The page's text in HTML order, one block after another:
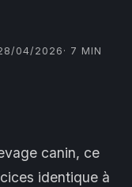
04/2026 · 7 MIN
canin, ce
identique à